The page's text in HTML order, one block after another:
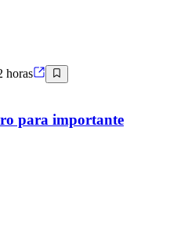
horas
para importante